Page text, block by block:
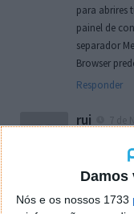
Damos
Nós e os nossos 1733
para abrires
painel de
separador
Browser
Responder
rui
localizaçao
o firefox
tentei